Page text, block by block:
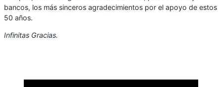
bancos, los más sinceros agradecimientos por el apoyo de estos
50 años.
Infinitas Gracias.